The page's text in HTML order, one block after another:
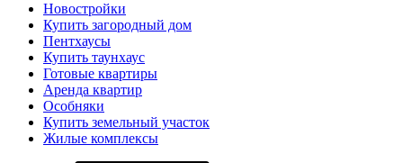
Новостройки
Купить загородный дом
Пентхаусы
Купить таунхаус
Готовые квартиры
Аренда квартир
Особняки
Купить земельный участок
Жилые комплексы